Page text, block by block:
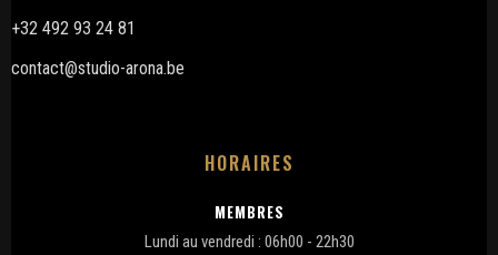
+32 492 93 24 81
contact@studio-arona.be
HORAIRES
MEMBRES
Lundi au vendredi : 06h00 - 22h30